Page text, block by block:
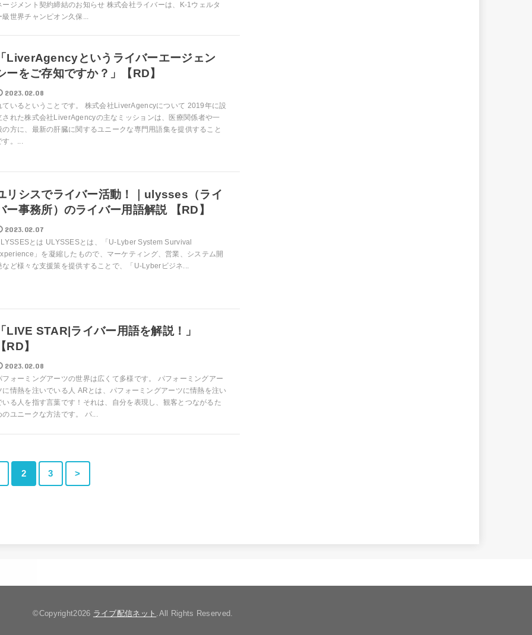
ージメント契約締結のお知らせ 株式会社ライバーは、K-1ウェルタ
級世界チャンピオン久保...
LiverAgencyというライバーエージェン
ーをご存知ですか？」【RD】
2023.02.08
ているということです。 株式会社LiverAgencyについて 2019年に設
された株式会社LiverAgencyの主なミッションは、医療関係者や一
の方に、最新の肝臓に関するユニークな専門用語集を提供すること
す。...
リシスでライバー活動！｜ulysses（ライ
ー事務所）のライバー用語解説 【RD】
2023.02.07
とは ULYSSESとは、「U-Lyber System Survival
」を凝縮したもので、マーケティング、営業、システム開
など様々な支援策を提供することで、「U-Lyberビジネ...
LIVE STAR|ライバー用語を解説！」
RD】
2023.02.08
フォーミングアーツの世界は広くて多様です。 パフォーミングアー
に情熱を注いでいる人 ARとは、パフォーミングアーツに情熱を注い
いる人を指す言葉です！それは、自分を表現し、観客とつながるた
のユニークな方法です。 パ...
2 3 >
©Copyright2026 ライブ配信ネット .All Rights Reserved.